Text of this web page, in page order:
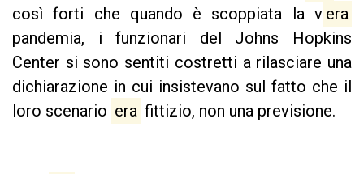
così forti che quando è scoppiata la v era
pandemia, i funzionari del Johns Hopkins
Center si sono sentiti costretti a rilasciare una
dichiarazione in cui insistevano sul fatto che il
loro scenario era fittizio, non una previsione.